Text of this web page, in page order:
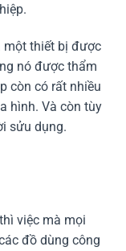
một thiết bị được
nó được thẩm
còn có rất nhiều
hình. Và còn tùy
sửu dụng.
việc mà mọi
đồ dùng công